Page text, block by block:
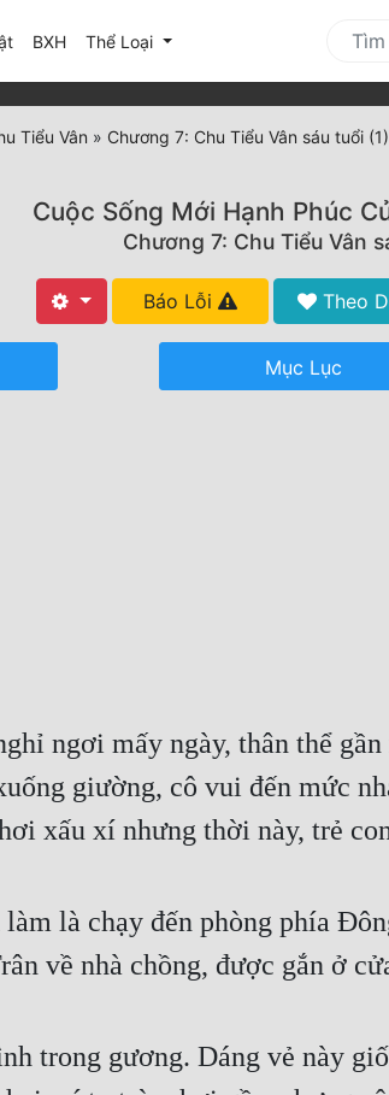
(current)
BXH Thể Loại
Tiểu Vân » Chương 7: Chu Tiểu Vân sáu tuổi (1)
Cuộc Sống Mới Hạnh Phúc
Chương 7: Chu Tiểu Vân
Báo Lỗi Theo
Mục Lục
ngơi mấy ngày, thân thể
giường, cô vui đến mức
xấu xí nhưng thời này, trẻ
là chạy đến phòng phía
về nhà chồng, được gắn ở
trong gương. Dáng vẻ này